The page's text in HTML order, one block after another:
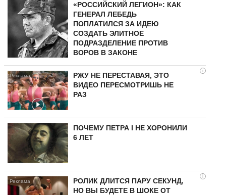
«РОССИЙСКИЙ ЛЕГИОН»: КАК
ГЕНЕРАЛ ЛЕБЕДЬ
ПОПЛАТИЛСЯ ЗА ИДЕЮ
СОЗДАТЬ ЭЛИТНОЕ
ПОДРАЗДЕЛЕНИЕ ПРОТИВ
ВОРОВ В ЗАКОНЕ
i
РЖУ НЕ ПЕРЕСТАВАЯ, ЭТО
ВИДЕО ПЕРЕСМОТРИШЬ НЕ
РАЗ
ПОЧЕМУ ПЕТРА I НЕ ХОРОНИЛИ
6 ЛЕТ
i
РОЛИК ДЛИТСЯ ПАРУ СЕКУНД,
НО ВЫ БУДЕТЕ В ШОКЕ ОТ